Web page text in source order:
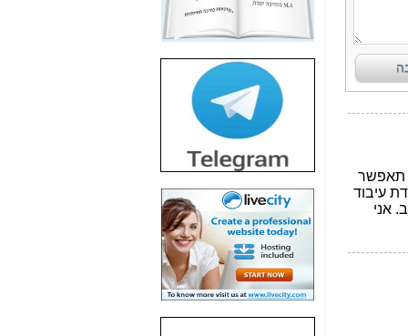
הדומה לזו של "תיק
4000" אך בתחום
הסלולר -
חשיפת מה שלא
רוצים שתדעו בעניין
פריסת אנלימיטד
(בניחוח בלתי נסבל) -
כאן
חשיפה: איוב קרא
אישר לקבוצת סלקום
בדיוק מה שביבי אישר
כאן
האם השר איוב קרא
היה צריך בכלל לחתום
על האישור, שנתן